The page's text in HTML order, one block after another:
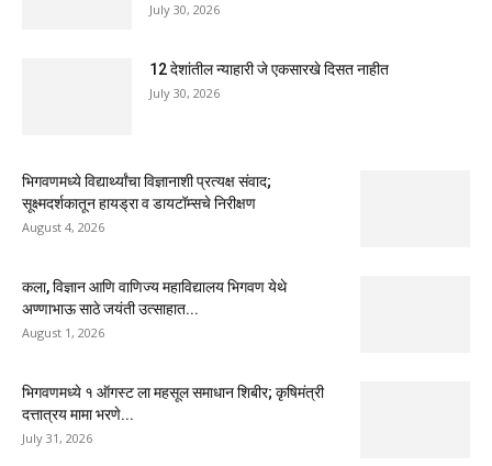
July 30, 2026
12 देशांतील न्याहारी जे एकसारखे दिसत नाहीत
July 30, 2026
भिगवणमध्ये विद्यार्थ्यांचा विज्ञानाशी प्रत्यक्ष संवाद;
सूक्ष्मदर्शकातून हायड्रा व डायटॉम्सचे निरीक्षण
August 4, 2026
कला, विज्ञान आणि वाणिज्य महाविद्यालय भिगवण येथे
अण्णाभाऊ साठे जयंती उत्साहात...
August 1, 2026
भिगवणमध्ये १ ऑगस्ट ला महसूल समाधान शिबीर; कृषिमंत्री
दत्तात्रय मामा भरणे...
July 31, 2026